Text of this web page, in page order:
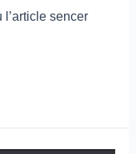
sencer